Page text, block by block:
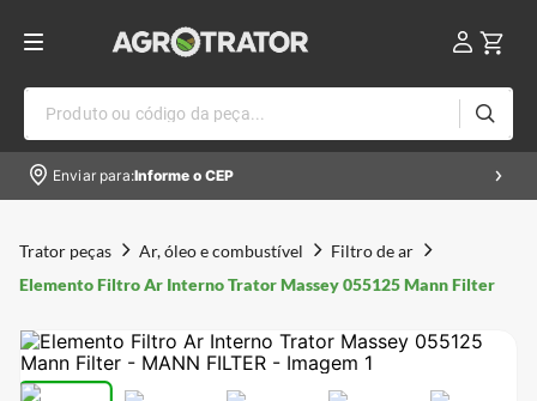
Produto ou código da peça...
Enviar para:Informe o CEP
Trator peças Ar, óleo e combustível
Filtro de ar
Elemento Filtro Ar Interno Trator Massey 055125 Mann Filter